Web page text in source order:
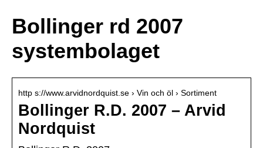
Bollinger rd 2007
systembolaget
http s://www.arvidnordquist.se › Vin och öl › Sortiment
Bollinger R.D. 2007 – Arvid
Nordquist